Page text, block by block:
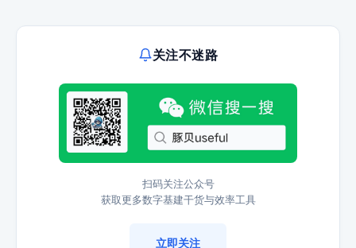
关注不迷路
扫码关注公众号
获取更多数字基建干货与效率工具
立即关注